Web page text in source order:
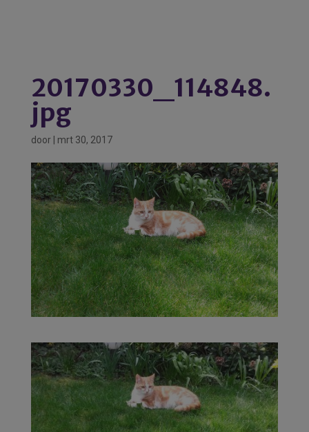
20170330_114848.
jpg
door mrt 30, 2017